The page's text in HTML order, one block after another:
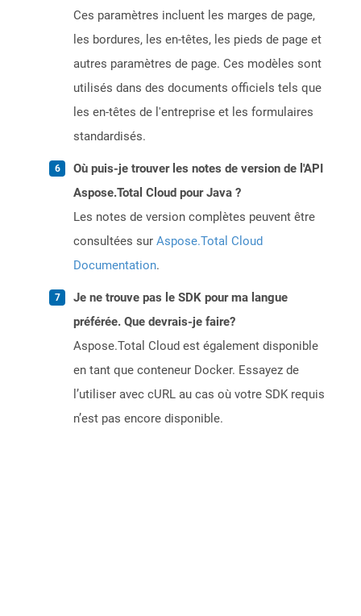
Ces paramètres incluent les marges de page,
les bordures, les en-têtes, les pieds de page et
autres paramètres de page. Ces modèles sont
utilisés dans des documents officiels tels que
les en-têtes de l'entreprise et les formulaires
standardisés.
Où puis-je trouver les notes de version de l'API
Aspose.Total Cloud pour Java ?
Les notes de version complètes peuvent être
consultées sur Aspose.Total Cloud
Documentation.
Je ne trouve pas le SDK pour ma langue
préférée. Que devrais-je faire?
Aspose.Total Cloud est également disponible
en tant que conteneur Docker. Essayez de
l’utiliser avec cURL au cas où votre SDK requis
n’est pas encore disponible.